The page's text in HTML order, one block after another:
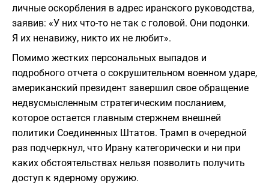
личные оскорбления в адрес иранского руководства,
заявив: «У них что-то не так с головой. Они подонки.
Я их ненавижу, никто их не любит».
Помимо жестких персональных выпадов и
подробного отчета о сокрушительном военном ударе,
американский президент завершил свое обращение
недвусмысленным стратегическим посланием,
которое остается главным стержнем внешней
политики Соединенных Штатов. Трамп в очередной
раз подчеркнул, что Ирану категорически и ни при
каких обстоятельствах нельзя позволить получить
доступ к ядерному оружию.